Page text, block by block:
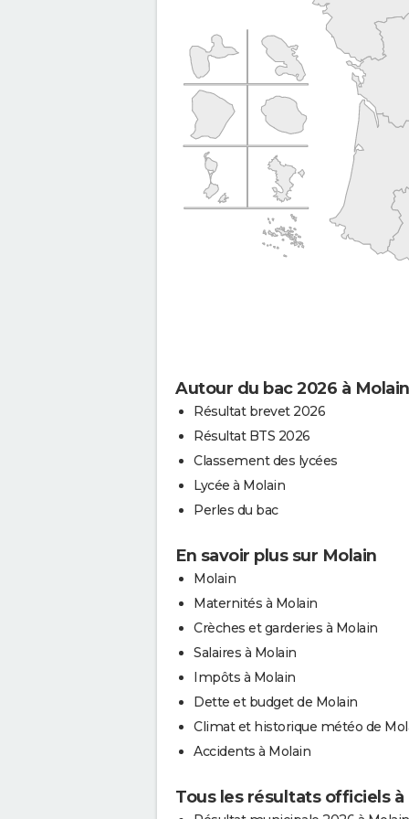
Autour du bac 2026 à Molain
Résultat brevet 2026
Résultat BTS 2026
Classement des lycées
Lycée à Molain
Perles du bac
En savoir plus sur Molain
Molain
Maternités à Molain
Crèches et garderies à Molain
Salaires à Molain
Impôts à Molain
Dette et budget de Molain
Climat et historique météo de
Accidents à Molain
Tous les résultats officiels à